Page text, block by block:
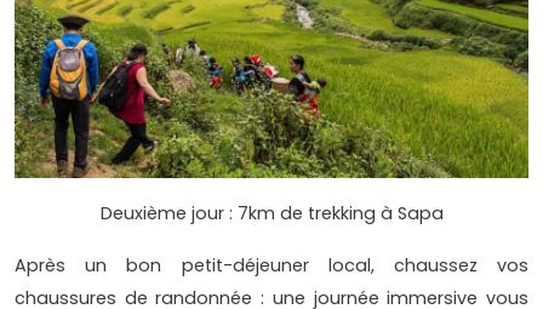
Deuxième jour : 7km de trekking à Sapa
Après un bon petit-déjeuner local, chaussez vos
chaussures de randonnée : une journée immersive vous